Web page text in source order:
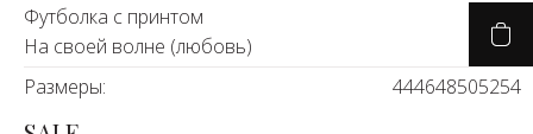
Футболка с принтом
На своей волне (любовь)
Размеры:
444648505254